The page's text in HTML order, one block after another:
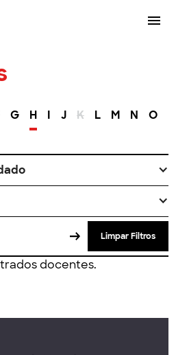
G H I J K L M N O
Limpar Filtros
docentes.